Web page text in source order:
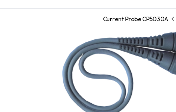
Current Probe CP5030A